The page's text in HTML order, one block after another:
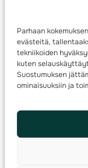
Parhaan
evästeitä,
tekniikoiden
kuten
Suostumuksen
ominaisuuksiin ja
Kartoitus
Ratamestari
© 2025 ·Suomen
Kilpailut ja